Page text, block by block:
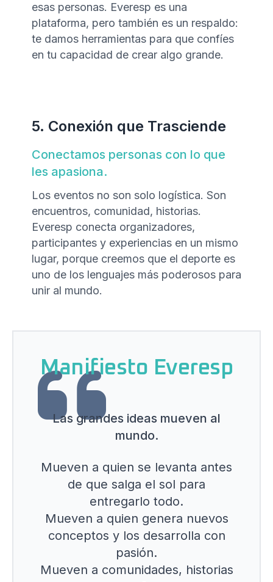
esas personas. Everesp es una
plataforma, pero también es un respaldo:
te damos herramientas para que confíes
en tu capacidad de crear algo grande.
5. Conexión que Trasciende
Conectamos personas con lo que
les apasiona.
Los eventos no son solo logística. Son
encuentros, comunidad, historias.
Everesp conecta organizadores,
participantes y experiencias en un mismo
lugar, porque creemos que el deporte es
uno de los lenguajes más poderosos para
unir al mundo.
Manifiesto Everesp
Las grandes ideas mueven al
mundo.
Mueven a quien se levanta antes
de que salga el sol para
entregarlo todo.
Mueven a quien genera nuevos
conceptos y los desarrolla con
pasión.
Mueven a comunidades, historias